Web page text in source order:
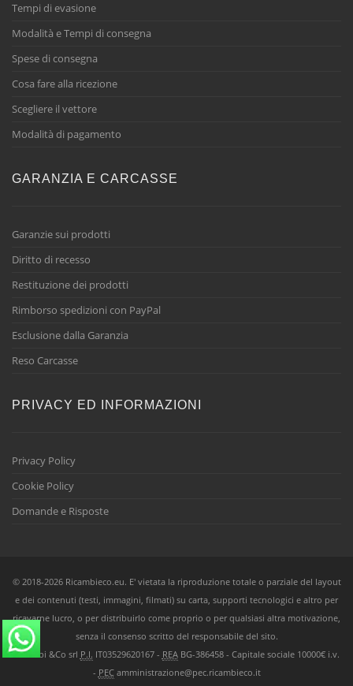
Tempi di evasione
Modalità e Tempi di consegna
Spese di consegna
Cosa fare alla ricezione
Scegliere il vettore
Modalità di pagamento
GARANZIA E CARCASSE
Garanzie sui prodotti
Diritto di recesso
Restituzione dei prodotti
Rimborso spedizioni con PayPal
Esclusione dalla Garanzia
Reso Carcasse
PRIVACY ED INFORMAZIONI
Privacy Policy
Cookie Policy
Domande e Risposte
© 2018-2026 Ricambieco.eu. E' vietata la riproduzione totale o parziale del layout
e dei contenuti (testi, immagini, filmati) su carta, supporti tecnologici e altro per
ricavarne lucro, o per distribuirlo come proprio o per qualsiasi altra motivazione,
senza il consenso scritto del responsabile del sito.
Ricambi &Co srl P.I. IT03529620167 - REABG-386458 - Capitale sociale 10000€ i.v.
- PECamministrazione@pec.ricambieco.it